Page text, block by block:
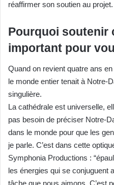
réaffirmer son soutien au projet.
Pourquoi soutenir
important pour
Quand on revient quatre ans
le monde entier tenait à Notre-
singulière.
La cathédrale est universelle,
pas besoin de préciser Notre-
dans le monde pour que les
je parle. C’est dans cette
Symphonia Productions :
les énergies qui se conjuguent
tâche que nous aimons. C’est